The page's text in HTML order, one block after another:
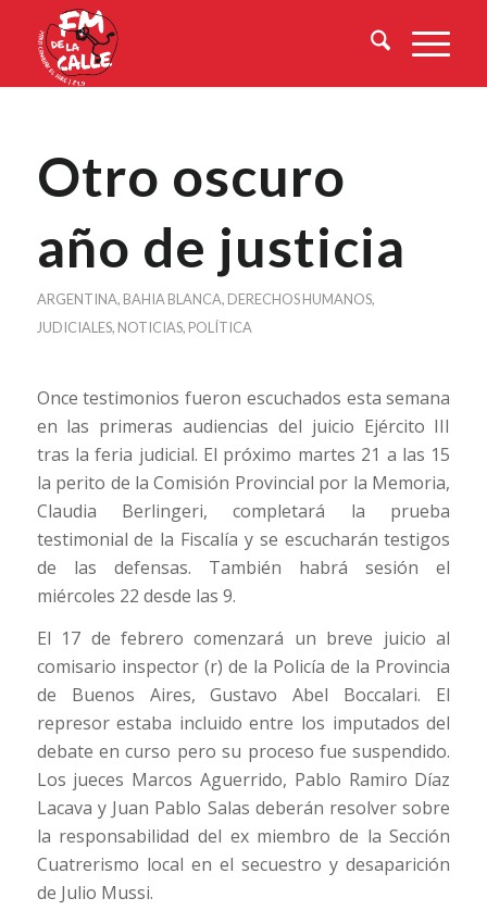
Otro oscuro
año de justicia
ARGENTINA, BAHIA BLANCA, DERECHOS HUMANOS,
JUDICIALES, NOTICIAS, POLÍTICA
Once testimonios fueron escuchados esta semana
en las primeras audiencias del juicio Ejército III
tras la feria judicial. El próximo martes 21 a las 15
la perito de la Comisión Provincial por la Memoria,
Claudia Berlingeri, completará la prueba
testimonial de la Fiscalía y se escucharán testigos
de las defensas. También habrá sesión el
miércoles 22 desde las 9.
El 17 de febrero comenzará un breve juicio al
comisario inspector (r) de la Policía de la Provincia
de Buenos Aires, Gustavo Abel Boccalari. El
represor estaba incluido entre los imputados del
debate en curso pero su proceso fue suspendido.
Los jueces Marcos Aguerrido, Pablo Ramiro Díaz
Lacava y Juan Pablo Salas deberán resolver sobre
la responsabilidad del ex miembro de la Sección
Cuatrerismo local en el secuestro y desaparición
de Julio Mussi.